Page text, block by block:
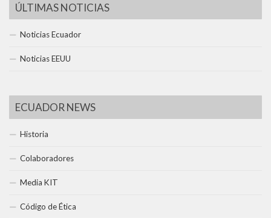
ÚLTIMAS NOTICIAS
Noticias Ecuador
Noticias EEUU
ECUADOR NEWS
Historia
Colaboradores
Media KIT
Código de Ética